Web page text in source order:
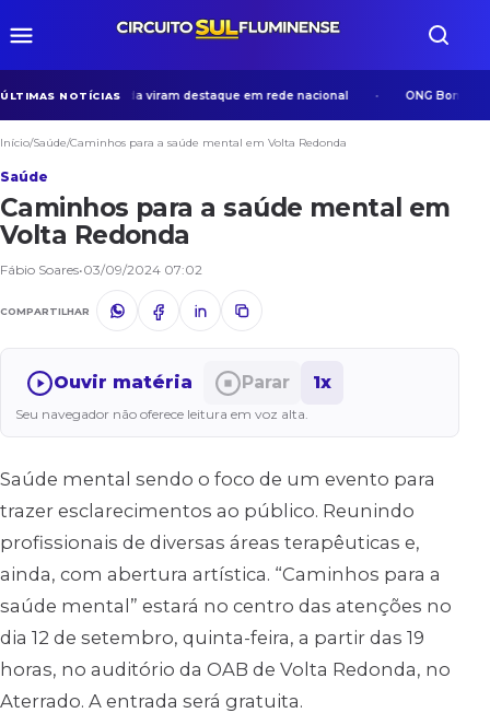
ÚLTIMAS NOTÍCIAS
em Volta Redonda viram destaque em rede nacional ONG Bom
Início/Saúde/Caminhos para a saúde mental em Volta Redonda
Saúde
Caminhos para a saúde mental em
Volta Redonda
Fábio Soares•03/09/2024 07:02
COMPARTILHAR
Ouvir matéria Parar 1x
Seu navegador não oferece leitura em voz alta.
Saúde mental sendo o foco de um evento para
trazer esclarecimentos ao público. Reunindo
profissionais de diversas áreas terapêuticas e,
ainda, com abertura artística. “Caminhos para a
saúde mental” estará no centro das atenções no
dia 12 de setembro, quinta-feira, a partir das 19
horas, no auditório da OAB de Volta Redonda, no
Aterrado. A entrada será gratuita.